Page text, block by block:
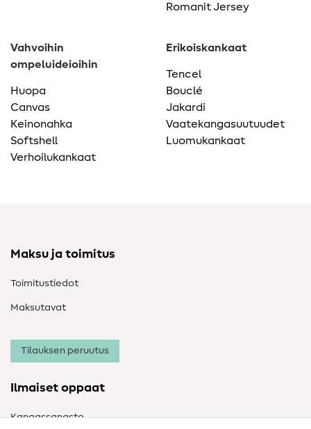
Romanit Jersey
Vahvoihin
ompeluideioihin
Huopa
Canvas
Keinonahka
Softshell
Verhoilukankaat
Erikoiskankaat
Tencel
Bouclé
Jakardi
Vaatekangasuutuudet
Luomukankaat
Maksu ja toimitus
Toimitustiedot
Maksutavat
Tilauksen peruutus
Ilmaiset oppaat
Kangassanasto